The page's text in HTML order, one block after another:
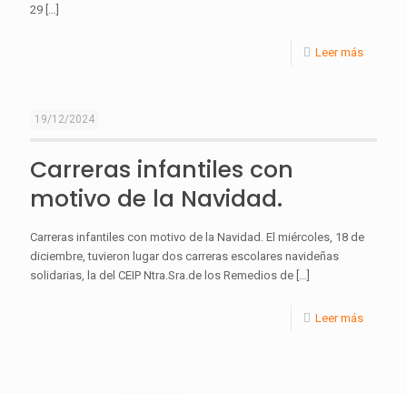
29 […]
Leer más
19/12/2024
Carreras infantiles con
motivo de la Navidad.
Carreras infantiles con motivo de la Navidad. El miércoles, 18 de
diciembre, tuvieron lugar dos carreras escolares navideñas
solidarias, la del CEIP Ntra.Sra.de los Remedios de […]
Leer más